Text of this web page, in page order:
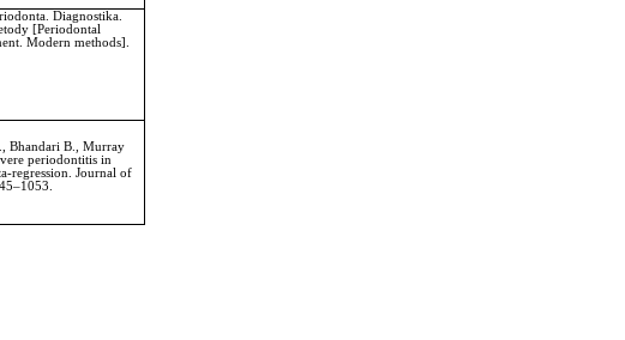
Diagnostika.
[Periodontal
Modern methods].
Bhandari B., Murray
periodontitis in
regression.Journal of